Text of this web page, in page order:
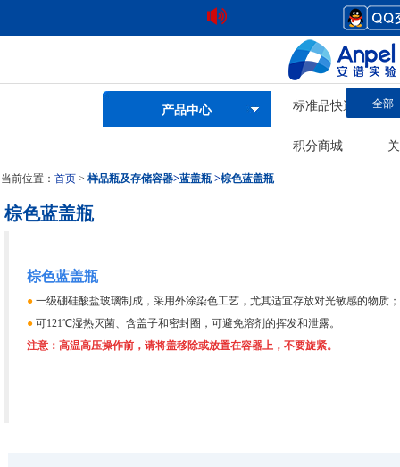
全部
产品中心 标准品快速查询
积分商城
当前位置： 首页 > 样品瓶及存储容器>蓝盖瓶 >棕色蓝盖瓶
棕色蓝盖瓶
棕色蓝盖瓶
● 一级硼硅酸盐玻璃制成，采用外涂染色工艺，尤其适宜存放对光敏感的物质；
● 可121℃湿热灭菌、含盖子和密封圈，可避免溶剂的挥发和泄露。
注意：高温高压操作前，请将盖移除或放置在容器上，不要旋紧。